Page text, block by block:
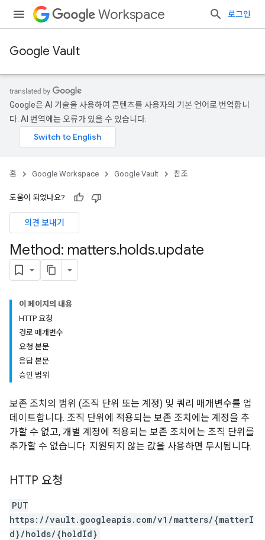
Workspace 로그인
Google Vault
Google은 AI 기술을 사용하여 콘텐츠를 사용자의 기본 언어로 번역합니
다. AI 번역에는 오류가 있을 수 있습니다.
홈 Google Workspace Google Vault 참조
도움이 되었나요?
의견 보내기
Method: matters.holds.update
이 페이지의 내용
HTTP 요청
경로 매개변수
요청 본문
응답 본문
승인 범위
보존 조치의 범위 (조직 단위 또는 계정) 및 쿼리 매개변수를 업
데이트합니다. 조직 단위에 적용되는 보존 조치에는 계정을 추
가할 수 없고, 개별 계정에 적용되는 보존 조치에는 조직 단위를
추가할 수 없습니다. 지원되지 않는 값을 사용하면 무시됩니다.
HTTP 요청
PUT
https://vault.googleapis.com/v1/matters/{matterI
d}/holds/{holdId}